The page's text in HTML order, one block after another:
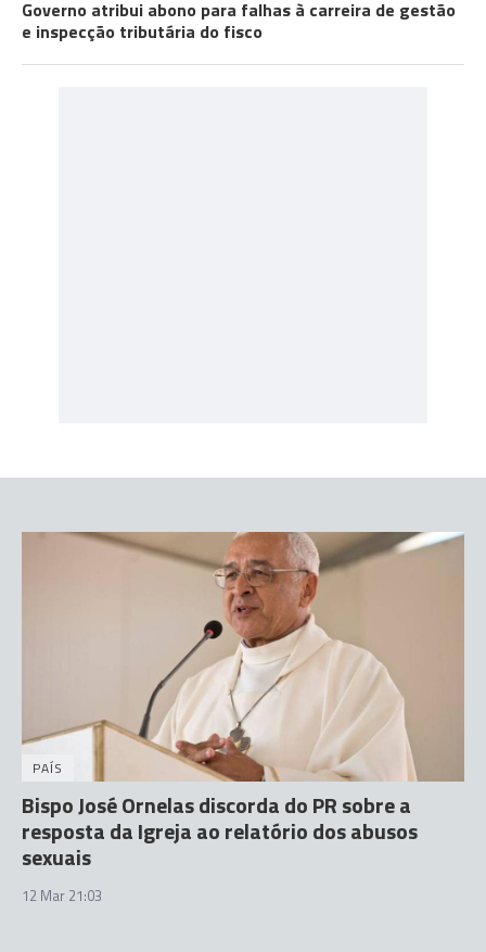
Governo atribui abono para falhas à carreira de gestão
e inspecção tributária do fisco
PAÍS
Bispo José Ornelas discorda do PR sobre a
resposta da Igreja ao relatório dos abusos
sexuais
12 Mar 21:03